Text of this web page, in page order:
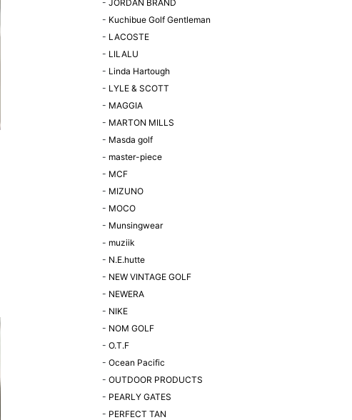
- JORDAN BRAND
- Kuchibue Golf Gentleman
- LACOSTE
- LILALU
- Linda Hartough
- LYLE & SCOTT
- MAGGIA
- MARTON MILLS
- Masda golf
- master-piece
- MCF
- MIZUNO
- MOCO
- Munsingwear
- muziik
- N.E.hutte
- NEW VINTAGE GOLF
- NEWERA
- NIKE
- NOM GOLF
- O.T.F
- Ocean Pacific
- OUTDOOR PRODUCTS
- PEARLY GATES
- PERFECT TAN